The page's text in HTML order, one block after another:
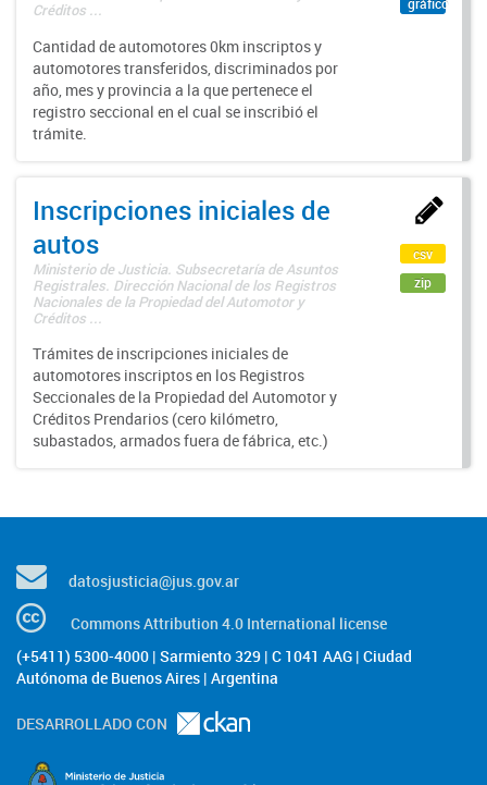
Créditos ...
Cantidad de automotores 0km inscriptos y
automotores transferidos, discriminados por
año, mes y provincia a la que pertenece el
registro seccional en el cual se inscribió el
trámite.
gráfico
Inscripciones iniciales de
autos
Ministerio de Justicia. Subsecretaría de Asuntos
Registrales. Dirección Nacional de los Registros
Nacionales de la Propiedad del Automotor y
Créditos ...
Trámites de inscripciones iniciales de
automotores inscriptos en los Registros
Seccionales de la Propiedad del Automotor y
Créditos Prendarios (cero kilómetro,
subastados, armados fuera de fábrica, etc.)
csv
zip
datosjusticia@jus.gov.ar
Commons Attribution 4.0 International license
(+5411) 5300-4000 | Sarmiento 329 | C 1041 AAG | Ciudad
Autónoma de Buenos Aires | Argentina
DESARROLLADO CON